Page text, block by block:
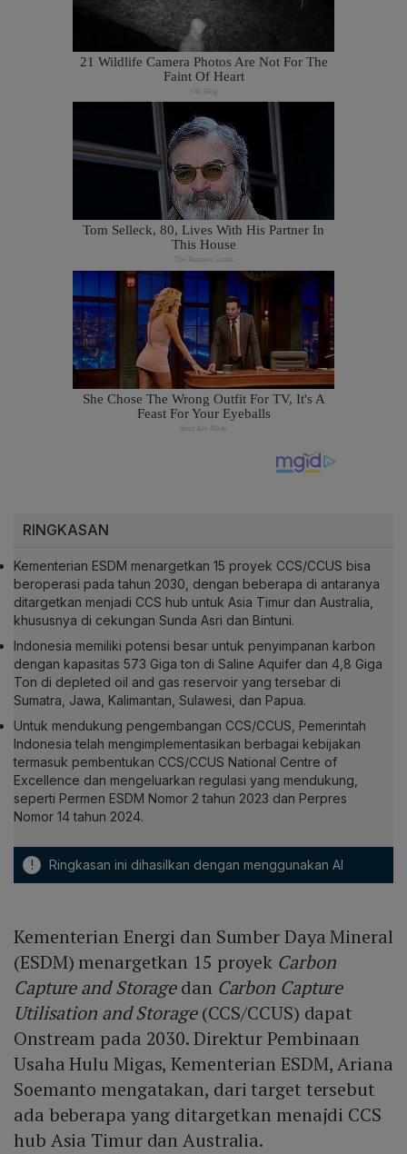
RINGKASAN
Kementerian ESDM menargetkan 15 proyek CCS/CCUS bisa
beroperasi pada tahun 2030, dengan beberapa di antaranya
ditargetkan menjadi CCS hub untuk Asia Timur dan Australia,
khususnya di cekungan Sunda Asri dan Bintuni.
Indonesia memiliki potensi besar untuk penyimpanan karbon
dengan kapasitas 573 Giga ton di Saline Aquifer dan 4,8 Giga
Ton di depleted oil and gas reservoir yang tersebar di
Sumatra, Jawa, Kalimantan, Sulawesi, dan Papua.
Untuk mendukung pengembangan CCS/CCUS, Pemerintah
Indonesia telah mengimplementasikan berbagai kebijakan
termasuk pembentukan CCS/CCUS National Centre of
Excellence dan mengeluarkan regulasi yang mendukung,
seperti Permen ESDM Nomor 2 tahun 2023 dan Perpres
Nomor 14 tahun 2024.
! Ringkasan ini dihasilkan dengan menggunakan AI
Kementerian Energi dan Sumber Daya Mineral
(ESDM) menargetkan 15 proyek Carbon
Capture and Storagedan Carbon Capture
Utilisation and Storage(CCS/CCUS) dapat
Onstream pada 2030. Direktur Pembinaan
Usaha Hulu Migas, Kementerian ESDM, Ariana
Soemanto mengatakan, dari target tersebut
ada beberapa yang ditargetkan menajdi CCS
hub Asia Timur dan Australia.